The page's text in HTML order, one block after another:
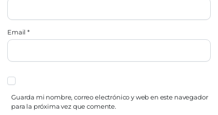
Email*
Guarda mi nombre, correo electrónico y web en este navegador
para la próxima vez que comente.